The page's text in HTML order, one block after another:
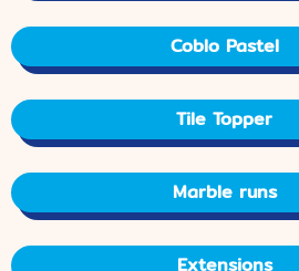
Coblo Pastel
Tile Topper
Marble runs
Extensions